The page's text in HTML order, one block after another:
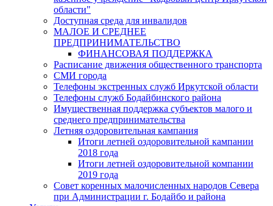
области"
Доступная среда для инвалидов
МАЛОЕ И СРЕДНЕЕ
ПРЕДПРИНИМАТЕЛЬСТВО
ФИНАНСОВАЯ ПОДДЕРЖКА
Расписание движения общественного транспорта
СМИ города
Телефоны экстренных служб Иркутской области
Телефоны служб Бодайбинского района
Имущественная поддержка субъектов малого и
среднего предпринимательства
Летняя оздоровительная кампания
Итоги летней оздоровительной кампании
2018 года
Итоги летней оздоровительной компании
2019 года
Совет коренных малочисленных народов Севера
при Администрации г. Бодайбо и района